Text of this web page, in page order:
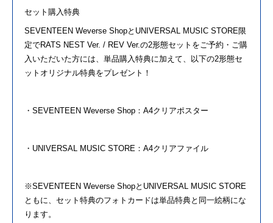
セット購入特典
SEVENTEEN Weverse ShopとUNIVERSAL MUSIC STORE限
定でRATS NEST Ver. / REV Ver.の2形態セット をご予約・ご購
入いただいた方には、単品購入特典に加えて、以下の2形態セ
ットオリジナル特典をプレゼント！
・ SEVENTEEN Weverse Shop：A4クリアポスター
・UNIVERSAL MUSIC STORE：A4クリアファイル
※SEVENTEEN Weverse ShopとUNIVERSAL MUSIC STORE
ともに、セット特典のフォト カードは単品特典と同一絵柄にな
ります。